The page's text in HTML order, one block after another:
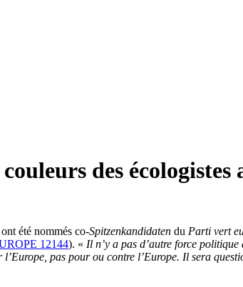
des écologistes
été nommés co-Spitzenkandidaten du Parti vert
12144). « Il n’y a pas d’autre force
l’Europe, pas pour ou contre l’Europe. Il sera